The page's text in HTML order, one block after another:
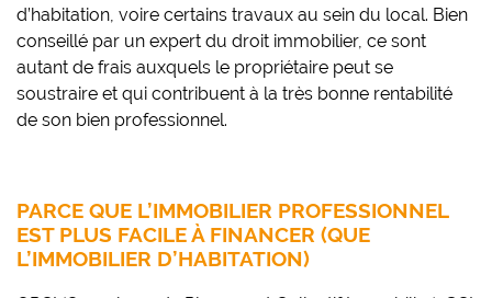
d’habitation, voire certains travaux au sein du local. Bien
conseillé par un expert du droit immobilier, ce sont
autant de frais auxquels le propriétaire peut se
soustraire et qui contribuent à la très bonne rentabilité
de son bien professionnel.
PARCE QUE L’IMMOBILIER PROFESSIONNEL
EST PLUS FACILE À FINANCER (QUE
L’IMMOBILIER D’HABITATION)